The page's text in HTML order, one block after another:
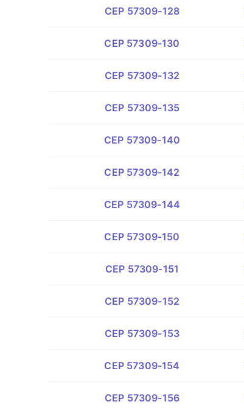
CEP 57309-128
CEP 57309-130
CEP 57309-132
CEP 57309-135
CEP 57309-140
CEP 57309-142
CEP 57309-144
CEP 57309-150
CEP 57309-151
CEP 57309-152
CEP 57309-153
CEP 57309-154
CEP 57309-156